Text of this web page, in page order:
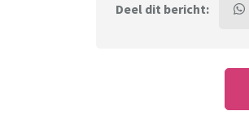
Deel dit bericht: